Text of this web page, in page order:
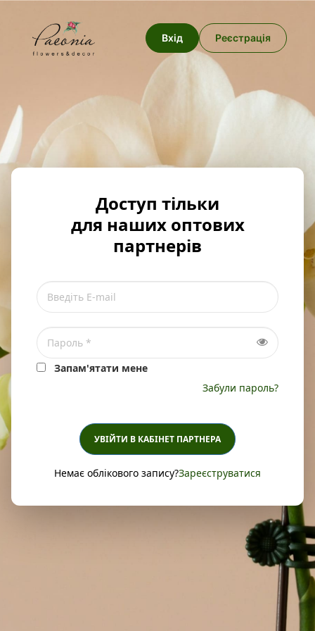
Вхід Реєстрація
Доступ тільки
для наших оптових
партнерів
Запам'ятати мене
Забули пароль?
УВІЙТИ В КАБІНЕТ ПАРТНЕРА
Немає облікового запису?Зареєструватися